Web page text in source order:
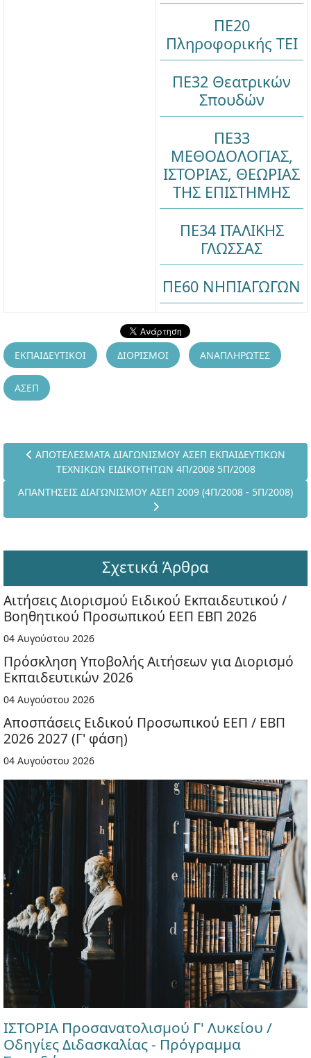
ΠΕ20
Πληροφορικής ΤΕΙ
ΠΕ32 Θεατρικών
Σπουδών
ΠΕ33
ΜΕΘΟΔΟΛΟΓΙΑΣ,
ΙΣΤΟΡΙΑΣ, ΘΕΩΡΙΑΣ
ΤΗΣ ΕΠΙΣΤΗΜΗΣ
ΠΕ34 ΙΤΑΛΙΚΗΣ
ΓΛΩΣΣΑΣ
ΠΕ60 ΝΗΠΙΑΓΩΓΩΝ
ΕΚΠΑΙΔΕΥΤΙΚΟΙ ΔΙΟΡΙΣΜΟΙ ΑΝΑΠΛΗΡΩΤΕΣ
ΑΣΕΠ
Προηγούμενο άρθρο: ΑΠΟΤΕΛΕΣΜΑΤΑ ΔΙΑΓΩΝΙΣΜΟΥ ΑΣΕΠ
ΑΠΟΤΕΛΕΣΜΑΤΑ ΔΙΑΓΩΝΙΣΜΟΥ ΑΣΕΠ ΕΚΠΑΙΔΕΥΤΙΚΩΝ
ΤΕΧΝΙΚΩΝ ΕΙΔΙΚΟΤΗΤΩΝ 4Π/2008 5Π/2008
Επόμενο άρθρο: ΑΠΑΝΤΗΣΕΙΣ ΔΙΑΓΩΝΙΣΜΟΥ ΑΣΕΠ 2009 (4Π/
ΑΠΑΝΤΗΣΕΙΣ ΔΙΑΓΩΝΙΣΜΟΥ ΑΣΕΠ 2009 (4Π/2008 - 5Π/2008)
Σχετικά Άρθρα
Αιτήσεις Διορισμού Ειδικού Εκπαιδευτικού /
Βοηθητικού Προσωπικού ΕΕΠ ΕΒΠ 2026
04 Αυγούστου 2026
Πρόσκληση Υποβολής Αιτήσεων για Διορισμό
Εκπαιδευτικών 2026
04 Αυγούστου 2026
Αποσπάσεις Ειδικού Προσωπικού ΕΕΠ / ΕΒΠ
2026 2027 (Γ' φάση)
04 Αυγούστου 2026
ΙΣΤΟΡΙΑ Προσανατολισμού Γ' Λυκείου /
Οδηγίες Διδασκαλίας - Πρόγραμμα